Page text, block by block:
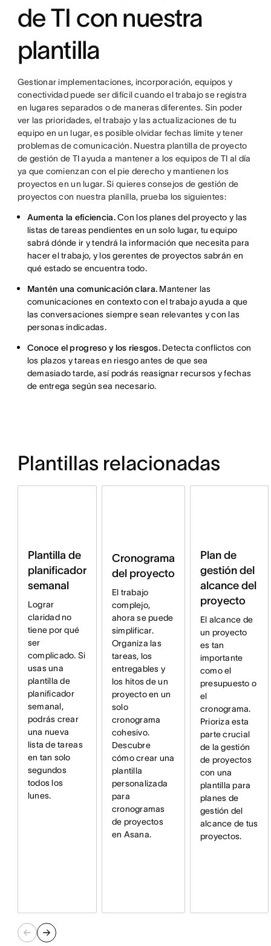
de TI con nuestra
plantilla
Gestionar implementaciones, incorporación, equipos y
conectividad puede ser difícil cuando el trabajo se registra
en lugares separados o de maneras diferentes. Sin poder
ver las prioridades, el trabajo y las actualizaciones de tu
equipo en un lugar, es posible olvidar fechas límite y tener
problemas de comunicación. Nuestra plantilla de proyecto
de gestión de TI ayuda a mantener a los equipos de TI al día
ya que comienzan con el pie derecho y mantienen los
proyectos en un lugar. Si quieres consejos de gestión de
proyectos con nuestra planilla, prueba los siguientes:
Aumenta la eficiencia.Con los planes del proyecto y las
listas de tareas pendientes en un solo lugar, tu equipo
sabrá dónde ir y tendrá la información que necesita para
hacer el trabajo, y los gerentes de proyectos sabrán en
qué estado se encuentra todo.
Mantén una comunicación clara. Mantener las
comunicaciones en contexto con el trabajo ayuda a que
las conversaciones siempre sean relevantes y con las
personas indicadas.
Conoce el progreso y los riesgos.Detecta conflictos con
los plazos y tareas en riesgo antes de que sea
demasiado tarde, así podrás reasignar recursos y fechas
de entrega según sea necesario.
Plantillas relacionadas
Plantilla de
planificador
semanal
Lograr
claridad no
tiene por qué
ser
complicado. Si
usas una
plantilla de
planificador
semanal,
podrás crear
una nueva
lista de tareas
en tan solo
segundos
todos los
lunes.
Cronograma
del proyecto
El trabajo
complejo,
ahora se puede
simplificar.
Organiza las
tareas, los
entregables y
los hitos de un
proyecto en un
solo
cronograma
cohesivo.
Descubre
cómo crear una
plantilla
personalizada
para
cronogramas
de proyectos
en Asana.
Plan de
gestión del
alcance del
proyecto
El alcance de
un proyecto
es tan
importante
como el
presupuesto o
el
cronograma.
Prioriza esta
parte crucial
de la gestión
de proyectos
con una
plantilla para
planes de
gestión del
alcance de tus
proyectos.